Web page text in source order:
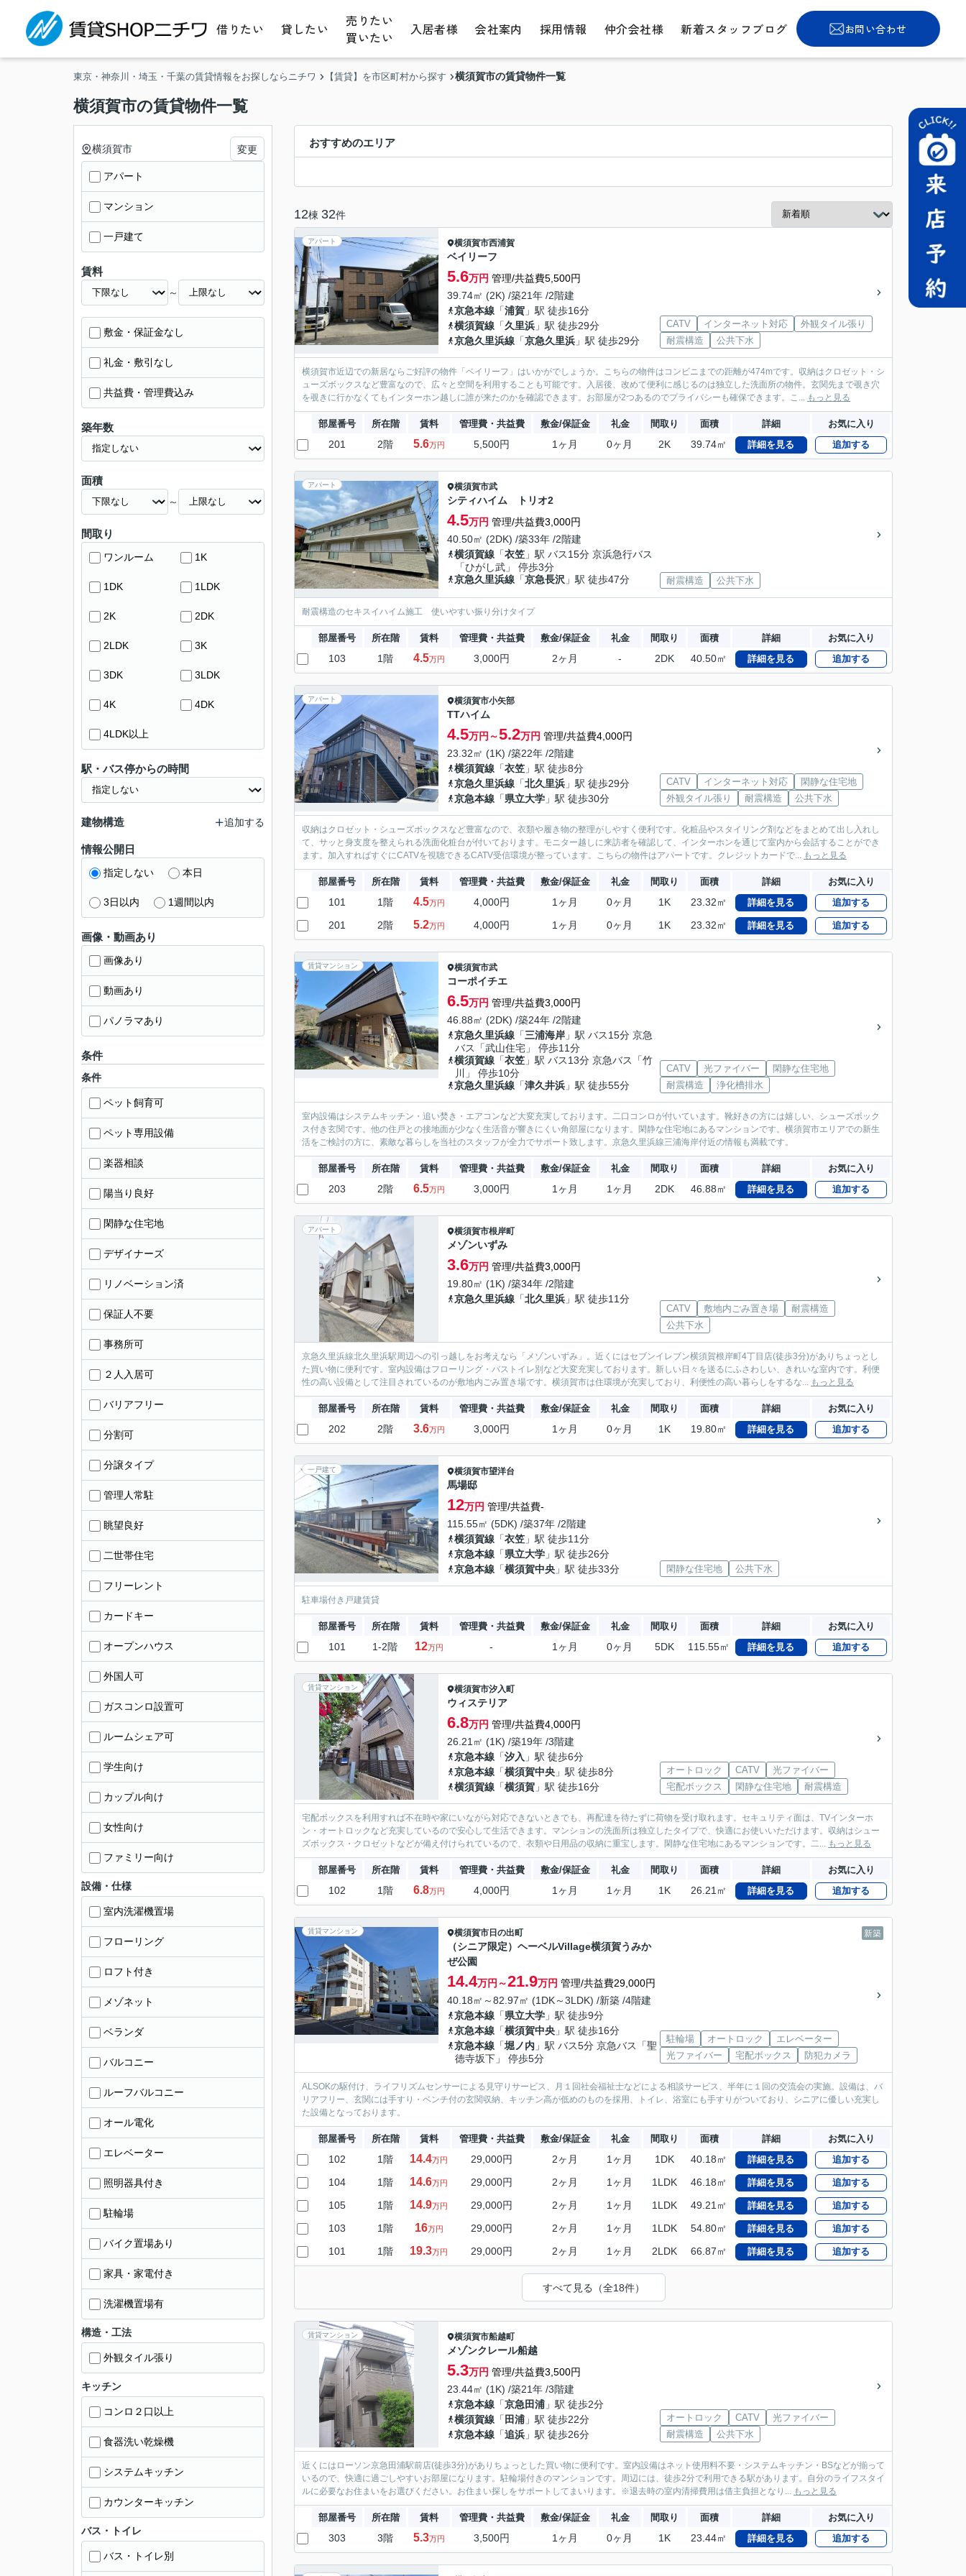
借りたい 貸したい
売りたい
買いたい
入居者様 会社案内 採用情報 仲介会社様 新着スタッフブログ お問い合わせ
東京・神奈川・埼玉・千葉の賃貸情報をお探しならニチワ 【賃貸】を市区町村から探す 横須賀市の賃貸物件一覧
横須賀市の賃貸物件一覧
おすすめのエリア
12棟 32件
アパート 横須賀市西浦賀
ベイリーフ
5.6万円 管理/共益費5,500円
39.74㎡ (2K) /築21年 /2階建
京急本線 「浦賀 」駅 徒歩16分
横須賀線 「久里浜 」駅 徒歩29分
京急久里浜線 「京急久里浜 」駅 徒歩29分
CATV インターネット対応
外観タイル張り
耐震構造
公共下水
横須賀市近辺での新居ならご好評の物件「ベイリーフ」はいかがでしょうか。こちらの物件はコンビニまでの距離が474mです。収納はクロゼット・シ
ューズボックスなど豊富なので、広々と空間を利用することも可能です。入居後、改めて便利に感じるのは独立した洗面所の物件。玄関先まで覗き穴
を覗きに行かなくてもインターホン越しに誰が来たのかを確認できます。お部屋が2つあるのでプライバシーも確保できます。こ... もっと見る
部屋番号 所在階 賃料 管理費・共益費 敷金/保証金 礼金 間取り 面積 詳細 お気に入り
201 2階 5.6万円 5,500円 1ヶ月 0ヶ月 2K 39.74㎡ 詳細を見る 追加する
アパート 横須賀市武
シティハイム トリオ2
4.5万円 管理/共益費3,000円
40.50㎡ (2DK) /築33年 /2階建
横須賀線 「衣笠 」駅 バス15分 京浜急行バス
「ひがし武」 停歩3分
京急久里浜線 「京急長沢 」駅 徒歩47分 耐震構造 公共下水
耐震構造のセキスイハイム施工 使いやすい振り分けタイプ
部屋番号 所在階 賃料 管理費・共益費 敷金/保証金 礼金 間取り 面積 詳細 お気に入り
103 1階 4.5万円 3,000円 2ヶ月 - 2DK 40.50㎡ 詳細を見る 追加する
アパート 横須賀市小矢部
TTハイム
4.5万円～5.2万円 管理/共益費4,000円
23.32㎡ (1K) /築22年 /2階建
横須賀線 「衣笠 」駅 徒歩8分
京急久里浜線 「北久里浜 」駅 徒歩29分
京急本線 「県立大学 」駅 徒歩30分
CATV インターネット対応
閑静な住宅地
外観タイル張り
耐震構造 公共下水
収納はクロゼット・シューズボックスなど豊富なので、衣類や履き物の整理がしやすく便利です。化粧品やスタイリング剤などをまとめて出し入れし
て、サッと身支度を整えられる洗面化粧台が付いております。モニター越しに来訪者を確認して、インターホンを通じて室内から会話することができ
ます。加入すればすぐにCATVを視聴できるCATV受信環境が整っています。こちらの物件はアパートです。クレジットカードで... もっと見る
部屋番号 所在階 賃料 管理費・共益費 敷金/保証金 礼金 間取り 面積 詳細 お気に入り
101 1階 4.5万円 4,000円 1ヶ月 0ヶ月 1K 23.32㎡ 詳細を見る 追加する
201 2階 5.2万円 4,000円 1ヶ月 0ヶ月 1K 23.32㎡ 詳細を見る 追加する
賃貸マンション 横須賀市武
コーポイチエ
6.5万円 管理/共益費3,000円
46.88㎡ (2DK) /築24年 /2階建
京急久里浜線 「三浦海岸 」駅 バス15分 京急
バス「武山住宅」 停歩11分
横須賀線 「衣笠 」駅 バス13分 京急バス「竹
川」 停歩10分
京急久里浜線 「津久井浜 」駅 徒歩55分
CATV 光ファイバー
閑静な住宅地
耐震構造
浄化槽排水
室内設備はシステムキッチン・追い焚き・エアコンなど大変充実しております。二口コンロが付いています。靴好きの方には嬉しい、シューズボック
ス付き玄関です。他の住戸との接地面が少なく生活音が響きにくい角部屋になります。閑静な住宅地にあるマンションです。横須賀市エリアでの新生
活をご検討の方に、素敵な暮らしを当社のスタッフが全力でサポート致します。京急久里浜線三浦海岸付近の情報も満載です。
部屋番号 所在階 賃料 管理費・共益費 敷金/保証金 礼金 間取り 面積 詳細 お気に入り
203 2階 6.5万円 3,000円 1ヶ月 1ヶ月 2DK 46.88㎡ 詳細を見る 追加する
アパート 横須賀市根岸町
メゾンいずみ
3.6万円 管理/共益費3,000円
19.80㎡ (1K) /築34年 /2階建
京急久里浜線 「北久里浜 」駅 徒歩11分
CATV 敷地内ごみ置き場
耐震構造
公共下水
京急久里浜線北久里浜駅周辺への引っ越しをお考えなら「メゾンいずみ」。近くにはセブンイレブン横須賀根岸町4丁目店(徒歩3分)がありちょっとし
た買い物に便利です。室内設備はフローリング・バストイレ別など大変充実しております。新しい日々を送るにふさわしい、きれいな室内です。利便
性の高い設備として注目されているのが敷地内ごみ置き場です。横須賀市は住環境が充実しており、利便性の高い暮らしをするな... もっと見る
部屋番号 所在階 賃料 管理費・共益費 敷金/保証金 礼金 間取り 面積 詳細 お気に入り
202 2階 3.6万円 3,000円 1ヶ月 0ヶ月 1K 19.80㎡ 詳細を見る 追加する
一戸建て 横須賀市望洋台
馬場邸
12万円 管理/共益費-
115.55㎡ (5DK) /築37年 /2階建
横須賀線 「衣笠 」駅 徒歩11分
京急本線 「県立大学 」駅 徒歩26分
京急本線 「横須賀中央 」駅 徒歩33分 閑静な住宅地 公共下水
駐車場付き戸建賃貸
部屋番号 所在階 賃料 管理費・共益費 敷金/保証金 礼金 間取り 面積 詳細 お気に入り
101 1-2階 12万円 - 1ヶ月 0ヶ月 5DK 115.55㎡ 詳細を見る 追加する
賃貸マンション 横須賀市汐入町
ウィステリア
6.8万円 管理/共益費4,000円
26.21㎡ (1K) /築19年 /3階建
京急本線 「汐入 」駅 徒歩6分
京急本線 「横須賀中央 」駅 徒歩8分
横須賀線 「横須賀 」駅 徒歩16分
オートロック CATV
光ファイバー
宅配ボックス
閑静な住宅地 耐震構造
宅配ボックスを利用すれば不在時や家にいながら対応できないときでも、再配達を待たずに荷物を受け取れます。セキュリティ面は、TVインターホ
ン・オートロックなど充実しているので安心して生活できます。マンションの洗面所は独立したタイプで、快適にお使いいただけます。収納はシュー
ズボックス・クロゼットなどが備え付けられているので、衣類や日用品の収納に重宝します。閑静な住宅地にあるマンションです。二... もっと見る
部屋番号 所在階 賃料 管理費・共益費 敷金/保証金 礼金 間取り 面積 詳細 お気に入り
102 1階 6.8万円 4,000円 1ヶ月 1ヶ月 1K 26.21㎡ 詳細を見る 追加する
賃貸マンション 新築
横須賀市 日の出町
（シニア限定）ヘーベルVillage横須賀うみか
ぜ公園
14.4万円～21.9万円 管理/共益費29,000円
40.18㎡～82.97㎡ (1DK～3LDK) /新築 /4階建
京急本線 「県立大学 」駅 徒歩9分
京急本線 「横須賀中央 」駅 徒歩16分
京急本線 「堀ノ内 」駅 バス5分 京急バス「聖
徳寺坂下」 停歩5分
駐輪場 オートロック
エレベーター
光ファイバー
宅配ボックス 防犯カメラ
ALSOKの駆付け、ライフリズムセンサーによる見守りサービス、月１回社会福祉士などによる相談サービス、半年に１回の交流会の実施。設備は、バ
リアフリー、玄関には手すり・ベンチ付の玄関収納、キッチン高が低めのものを採用、トイレ、浴室にも手すりがついており、シニアに優しい充実し
た設備となっております。
部屋番号 所在階 賃料 管理費・共益費 敷金/保証金 礼金 間取り 面積 詳細 お気に入り
102 1階 14.4万円 29,000円 2ヶ月 1ヶ月 1DK 40.18㎡ 詳細を見る 追加する
104 1階 14.6万円 29,000円 2ヶ月 1ヶ月 1LDK 46.18㎡ 詳細を見る 追加する
105 1階 14.9万円 29,000円 2ヶ月 1ヶ月 1LDK 49.21㎡ 詳細を見る 追加する
103 1階 16万円 29,000円 2ヶ月 1ヶ月 1LDK 54.80㎡ 詳細を見る 追加する
101 1階 19.3万円 29,000円 2ヶ月 1ヶ月 2LDK 66.87㎡ 詳細を見る 追加する
すべて見る（全18件）
賃貸マンション 横須賀市船越町
メゾンクレール船越
5.3万円 管理/共益費3,500円
23.44㎡ (1K) /築21年 /3階建
京急本線 「京急田浦 」駅 徒歩2分
横須賀線 「 田浦 」駅 徒歩22分
京急本線 「追浜 」駅 徒歩26分
オートロック CATV
光ファイバー
耐震構造
公共下水
近くにはローソン京急田浦駅前店(徒歩3分)がありちょっとした買い物に便利です。室内設備はネット使用料不要・システムキッチン・BSなどが揃って
いるので、快適に過ごしやすいお部屋になります。駐輪場付きのマンションです。周辺には、徒歩2分で利用できる駅があります。自分のライフスタイ
ルに必要なお住まいをお選びください。お住まい探しをサポートしてまいります。※退去時の室内清掃費用は借主負担となり... もっと見る
部屋番号 所在階 賃料 管理費・共益費 敷金/保証金 礼金 間取り 面積 詳細 お気に入り
303 3階 5.3万円 3,500円 1ヶ月 0ヶ月 1K 23.44㎡ 詳細を見る 追加する
横須賀市 変更
アパート
マンション
一戸建て
賃料
～
敷金・保証金なし
礼金・敷引なし
共益費・管理費込み
築年数
面積
～
間取り
ワンルーム 1K
1DK 1LDK
2K 2DK
2LDK 3K
3DK 3LDK
4K 4DK
4LDK以上
駅・バス停からの時間
建物構造 追加する
情報公開日
指定しない 本日
3日以内 1週間以内
画像・動画あり
画像あり
動画あり
パノラマあり
条件
条件
ペット飼育可
ペット専用設備
楽器相談
陽当り良好
閑静な住宅地
デザイナーズ
リノベーション済
保証人不要
事務所可
２人入居可
バリアフリー
分割可
分譲タイプ
管理人常駐
眺望良好
二世帯住宅
フリーレント
カードキー
オープンハウス
外国人可
ガスコンロ設置可
ルームシェア可
学生向け
カップル向け
女性向け
ファミリー向け
設備・仕様
室内洗濯機置場
フローリング
ロフト付き
メゾネット
ベランダ
バルコニー
ルーフバルコニー
オール電化
エレベーター
照明器具付き
駐輪場
バイク置場あり
家具・家電付き
洗濯機置場有
構造・工法
外観タイル張り
キッチン
コンロ２口以上
食器洗い乾燥機
システムキッチン
カウンターキッチン
バス・トイレ
バス・トイレ別